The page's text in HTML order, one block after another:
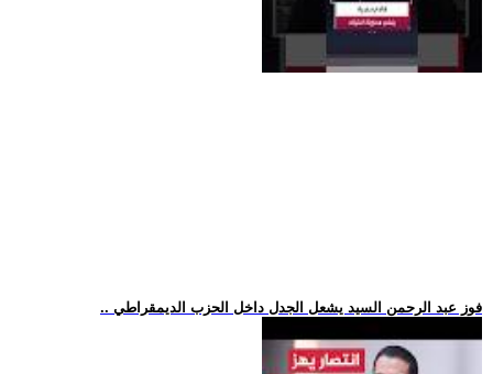
.. فوز عبد الرحمن السيد يشعل الجدل داخل الحزب الديمقراطي